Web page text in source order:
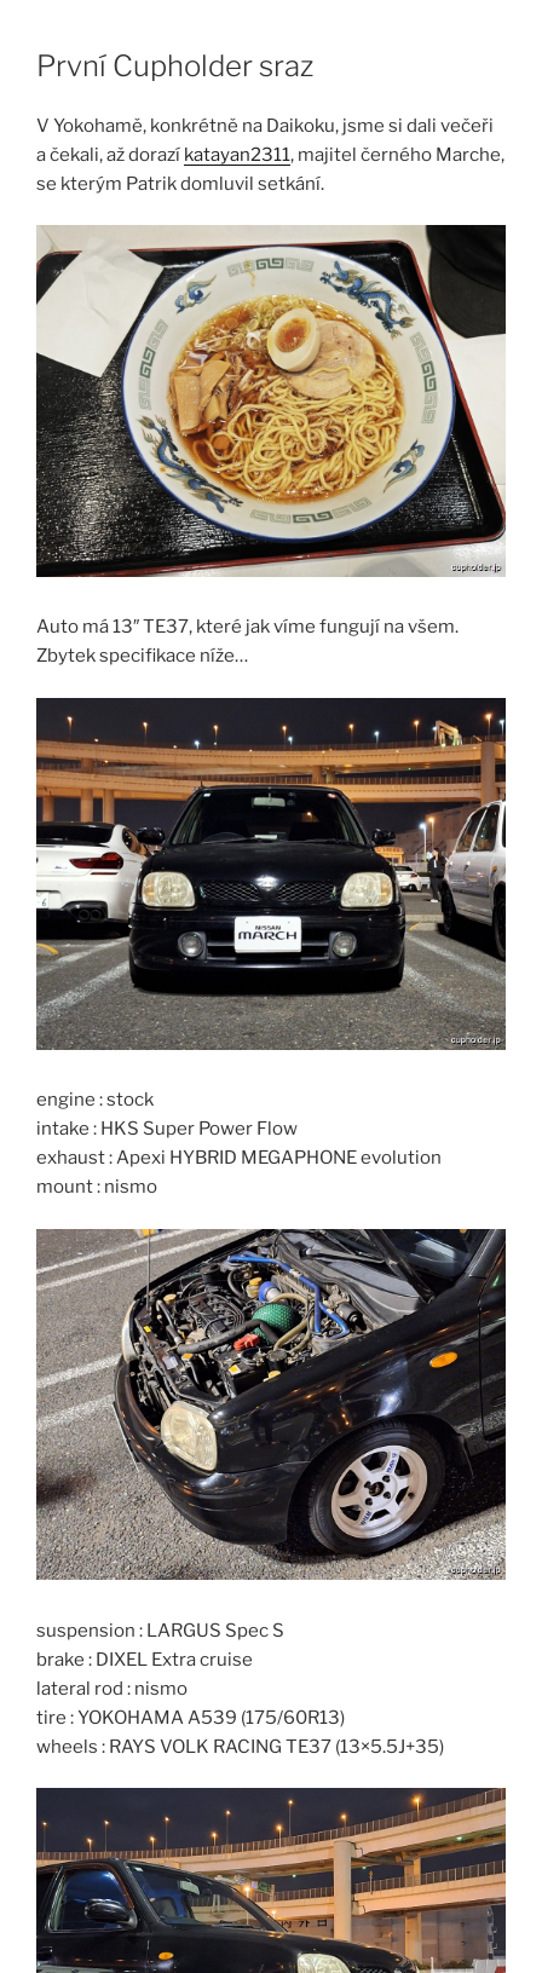
contentPrvní Cupholder sraz
V Yokohamě, konkrétně na Daikoku, jsme si dali večeři
a čekali, až dorazí katayan2311, majitel černého Marche,
se kterým Patrik domluvil setkání.
Auto má 13″ TE37, které jak víme fungují na všem.
Zbytek specifikace níže…
engine : stock
intake : HKS Super Power Flow
exhaust : Apexi HYBRID MEGAPHONE evolution
mount : nismo
suspension : LARGUS Spec S
brake : DIXEL Extra cruise
lateral rod : nismo
tire : YOKOHAMA A539 (175/60R13)
wheels : RAYS VOLK RACING TE37 (13×5.5J+35)